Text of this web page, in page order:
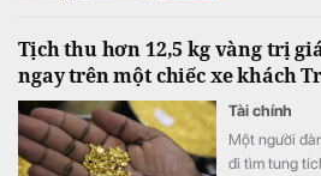
Tịch thu hơn 12,5 kg vàng trị
ngay trên một chiếc xe khách
Tài chính
Một người
đi tìm tung